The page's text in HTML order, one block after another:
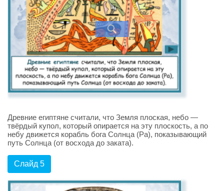
Древние египтяне считали, что Земля плоская, небо —
твёрдый купол, который опирается на эту плоскость, а по
небу движется корабль бога Солнца (Ра), показывающий
путь Солнца (от восхода до заката).
Слайд 5